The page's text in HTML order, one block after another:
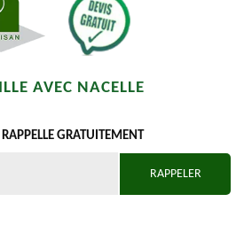
AVEC NACELLE
GRATUITEMENT